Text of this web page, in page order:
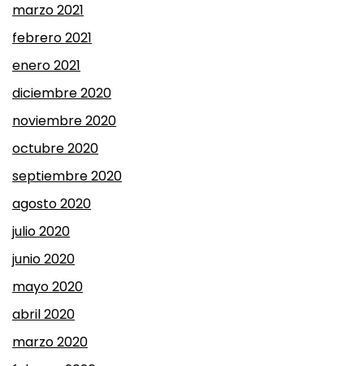
marzo 2021
febrero 2021
enero 2021
diciembre 2020
noviembre 2020
octubre 2020
septiembre 2020
agosto 2020
julio 2020
junio 2020
mayo 2020
abril 2020
marzo 2020